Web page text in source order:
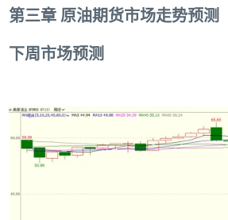
第三章 原油期货市场走势预测
下周市场预测